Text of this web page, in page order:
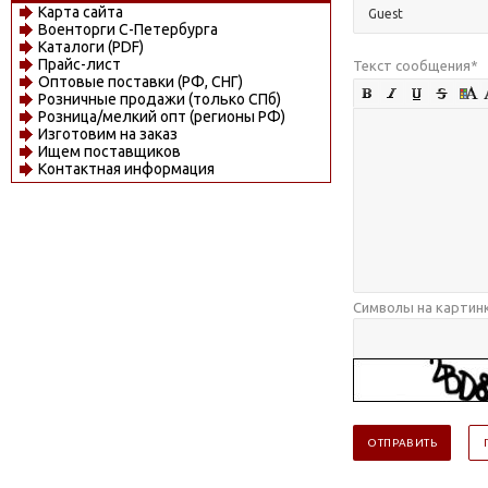
Карта сайта
Военторги С-Петербурга
Каталоги (PDF)
Прайс-лист
Оптовые поставки (РФ, СНГ)
Розничные продажи (только СПб)
Розница/мелкий опт (регионы РФ)
Изготовим на заказ
Ищем поставщиков
Контактная информация
Текст сообщения*
Символы на